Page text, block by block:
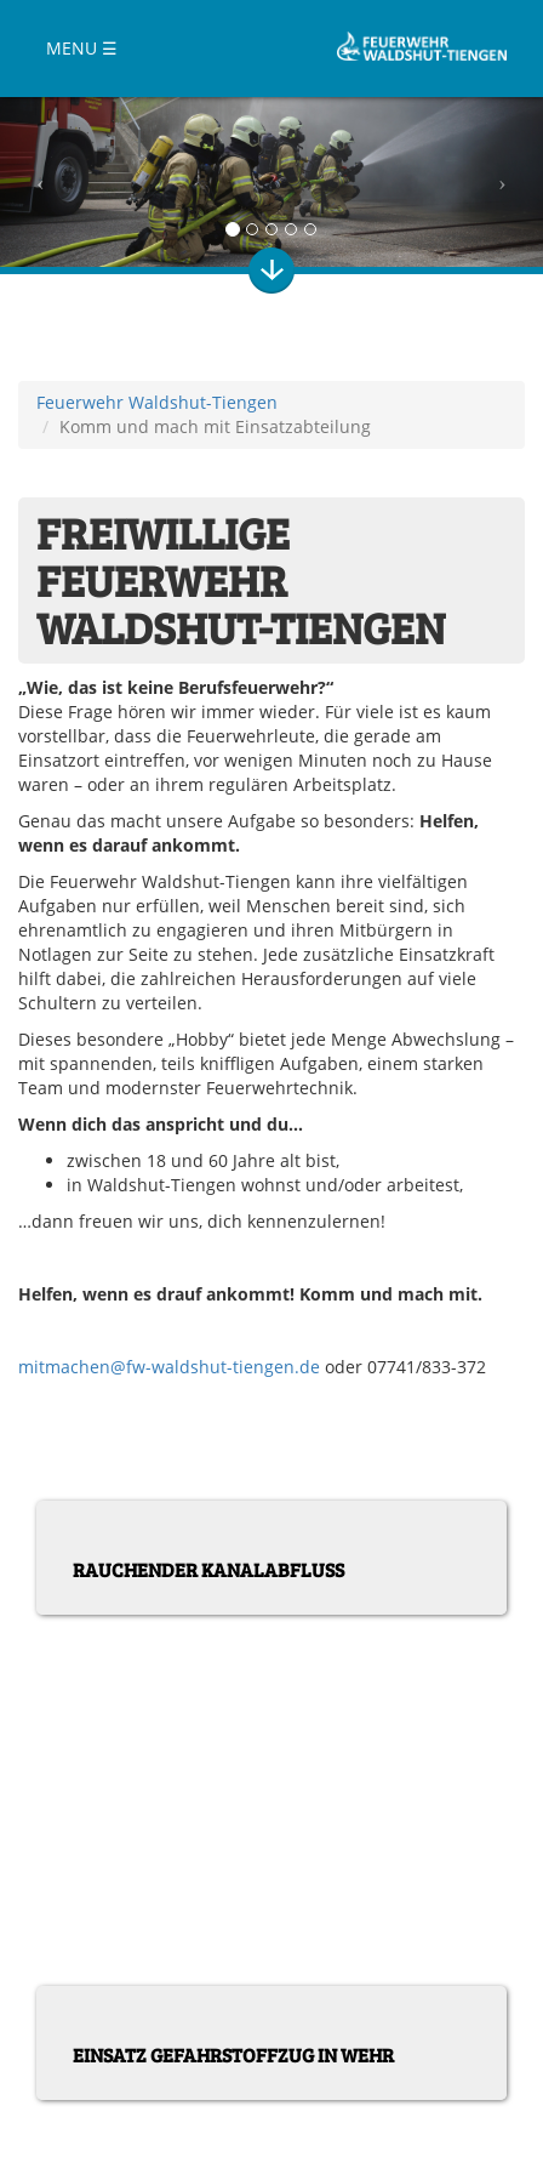
MENU ☰
Feuerwehr Waldshut-Tiengen
Komm und mach mit Einsatzabteilung
FREIWILLIGE
FEUERWEHR
WALDSHUT-TIENGEN
„Wie, das ist keine Berufsfeuerwehr?“
Diese Frage hören wir immer wieder. Für viele ist es kaum
vorstellbar, dass die Feuerwehrleute, die gerade am
Einsatzort eintreffen, vor wenigen Minuten noch zu Hause
waren – oder an ihrem regulären Arbeitsplatz.
Genau das macht unsere Aufgabe so besonders: Helfen,
wenn es darauf ankommt.
Die Feuerwehr Waldshut-Tiengen kann ihre vielfältigen
Aufgaben nur erfüllen, weil Menschen bereit sind, sich
ehrenamtlich zu engagieren und ihren Mitbürgern in
Notlagen zur Seite zu stehen. Jede zusätzliche Einsatzkraft
hilft dabei, die zahlreichen Herausforderungen auf viele
Schultern zu verteilen.
Dieses besondere „Hobby“ bietet jede Menge Abwechslung –
mit spannenden, teils kniffligen Aufgaben, einem starken
Team und modernster Feuerwehrtechnik.
Wenn dich das anspricht und du…
zwischen 18 und 60 Jahre alt bist,
in Waldshut-Tiengen wohnst und/oder arbeitest,
…dann freuen wir uns, dich kennenzulernen!
Helfen, wenn es drauf ankommt! Komm und mach mit.
mitmachen@fw-waldshut-tiengen.de oder 07741/833-372
RAUCHENDER KANALABFLUSS
EINSATZ GEFAHRSTOFFZUG IN WEHR